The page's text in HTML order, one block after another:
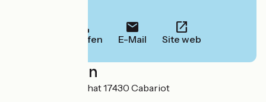
Anrufen E-Mail Site web
Localisation
2 lieu dit Le Maréchat 17430 Cabariot